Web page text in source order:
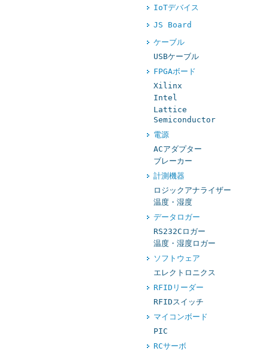
IoTデバイス
JS Board
ケーブル
USBケーブル
FPGAボード
Xilinx
Intel
Lattice
Semiconductor
電源
ACアダプター
ブレーカー
計測機器
ロジックアナライザー
温度・湿度
データロガー
RS232Cロガー
温度・湿度ロガー
ソフトウェア
エレクトロニクス
RFIDリーダー
RFIDスイッチ
マイコンボード
PIC
RCサーボ